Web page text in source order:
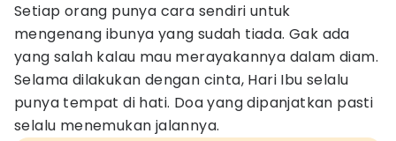
Setiap orang punya cara sendiri untuk
mengenang ibunya yang sudah tiada. Gak ada
yang salah kalau mau merayakannya dalam diam.
Selama dilakukan dengan cinta, Hari Ibu selalu
punya tempat di hati. Doa yang dipanjatkan pasti
selalu menemukan jalannya.